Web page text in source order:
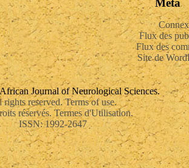
Méta
Flux des
Flux des
Site de
Journal of Neurological Sciences.
reserved. Terms of use.
réservés. Termes d'Utilisation.
ISSN: 1992-2647